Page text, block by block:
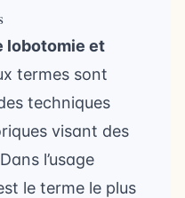
lobotomie et
termes sont
techniques
visant des
l’usage
le terme le plus